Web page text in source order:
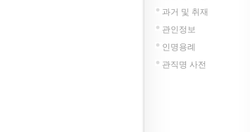
과거 및 취재
관인정보
인명용례
관직명 사전